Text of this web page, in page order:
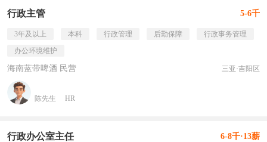
行政主管 5-6千
3年及以上 本科 行政管理 后勤保障
行政事务管理
办公环境维护
海南蓝带啤酒 民营 三亚·吉阳区
陈先生 HR
行政办公室主任 6-8千·13薪